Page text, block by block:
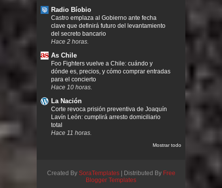
Radio Bíobio
Castro emplaza al Gobierno ante fecha
clave que definirá futuro del levantamiento
del secreto bancario
Hace 2 horas.
As Chile
Foo Fighters vuelve a Chile: cuándo y
dónde es, precios, y cómo comprar entradas
para el concierto
Hace 10 horas.
La Nación
Corte revoca prisión preventiva de Joaquín
Lavín León: cumplirá arresto domiciliario
total
Hace 11 horas.
Mostrar todo
Created By SoraTemplates| Distributed By Free
Blogger Templates